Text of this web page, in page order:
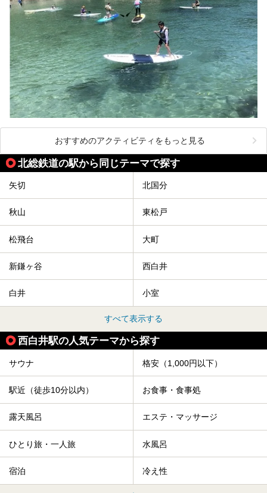
おすすめのアクティビティをもっと見る
北総鉄道の駅から同じテーマで探す
矢切 北国分
秋山 東松戸
松飛台 大町
新鎌ヶ谷 西白井
白井 小室
すべて表示する
西白井駅の人気テーマから探す
サウナ 格安（1,000円以下）
駅近（徒歩10分以内） お食事・食事処
露天風呂 エステ・マッサージ
ひとり旅・一人旅 水風呂
宿泊 冷え性